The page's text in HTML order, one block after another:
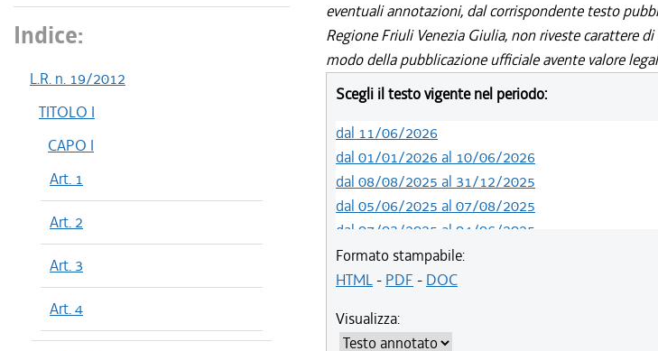
Indice:
L.R. n. 19/2012
TITOLO I
CAPO I
Art. 1
Art. 2
Art. 3
Art. 4
eventuali annotazioni, dal corrispondente testo
Regione Friuli Venezia Giulia, non riveste carattere
modo della pubblicazione ufficiale avente valore
Scegli il testo vigente nel periodo:
dal 11/06/2026
dal 01/01/2026 al 10/06/2026
dal 08/08/2025 al 31/12/2025
dal 05/06/2025 al 07/08/2025
dal 07/03/2025 al 04/06/2025
dal 01/01/2024 al 06/03/2025
dal 01/01/2023 al 31/12/2023
dal 09/08/2022 al 09/11/2022
Formato stampabile:
HTML- PDF - DOC
Visualizza: